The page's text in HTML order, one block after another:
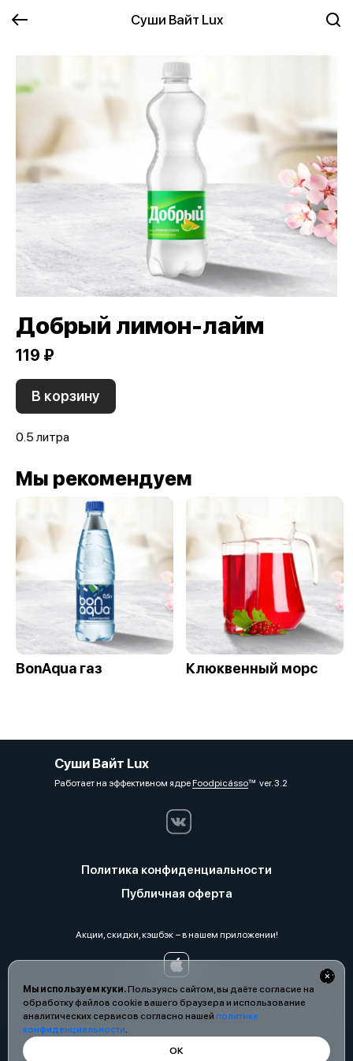
Суши Вайт Lux
Мы используем куки.Пользуясь сайтом, вы даёте согласие на
обработку файлов cookie вашего браузера и использование
аналитических сервисов согласно нашей политике
конфиденциальности.
ОК
Добрый лимон-лайм
119 ₽
В корзину
0.5 литра
Мы рекомендуем
BonAqua газ Клюквенный морс
Суши Вайт Lux
Работает на эффективном ядреFoodpicássover. 3.2
Политика конфиденциальности
Публичная оферта
Акции, скидки, кэшбэк − в нашем приложении!